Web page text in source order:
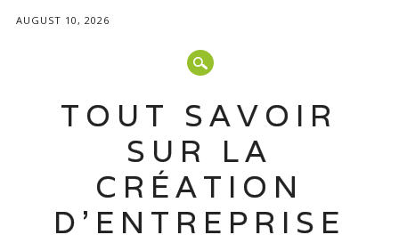
AUGUST 10, 2026
TOUT SAVOIR
SUR LA
CRÉATION
D'ENTREPRISE